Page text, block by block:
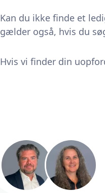
Kan du ikke finde et
gælder også, hvis du
Hvis vi finder din